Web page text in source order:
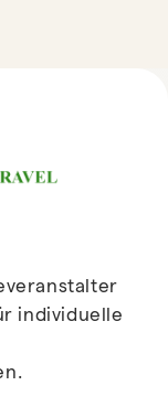
individuelle